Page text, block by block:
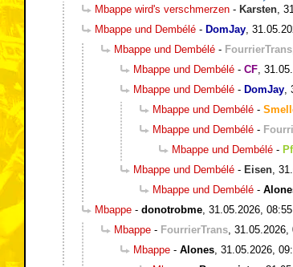
Mbappe wird's verschmerzen - Karsten
Mbappe und Dembélé - DomJay
Mbappe und Dembélé - FourrierTrans
Mbappe und Dembélé - CF
Mbappe und Dembélé - DomJay
Mbappe und Dembélé -
Mbappe und Dembélé -
Mbappe und Dembélé -
Mbappe und Dembélé - Eisen
Mbappe und Dembélé -
Mbappe - donotrobme 31.05.2026, 08:55
Mbappe - FourrierTrans 31.05.2026,
Mbappe - Alones 31.05.2026,